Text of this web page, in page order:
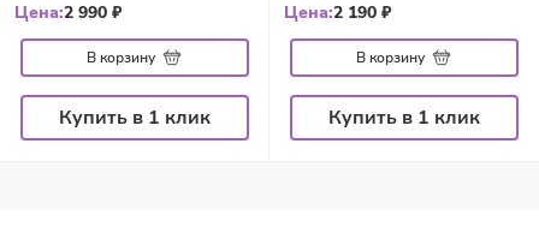
Цена:2 990 ₽
В корзину
Купить в 1 клик
Цена:2 190 ₽
В корзину
Купить в 1 клик